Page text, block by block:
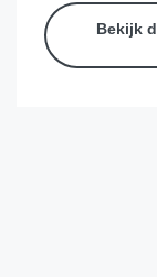
Bekijk